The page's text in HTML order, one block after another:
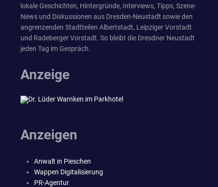
lokale Geschichten, Hintergründe, Interviews, Tipps, Szene-
News und Diskussionen aus Dresden-Neustadt sowie den
angrenzenden Stadtteilen Albertstadt, Leipziger Vorstadt
und Radeberger Vorstadt. So bleibt die Dresdner Neustadt
jeden Tag im Gespräch.
Anzeige
Anzeigen
Anwalt in Pieschen
Wappen Digitalisierung
PR-Agentur